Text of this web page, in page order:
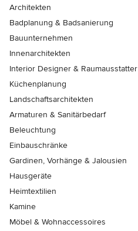
Architekten
Badplanung & Badsanierung
Bauunternehmen
Innenarchitekten
Interior Designer & Raumausstatter
Küchenplanung
Landschaftsarchitekten
Armaturen & Sanitärbedarf
Beleuchtung
Einbauschränke
Gardinen, Vorhänge & Jalousien
Hausgeräte
Heimtextilien
Kamine
Möbel & Wohnaccessoires